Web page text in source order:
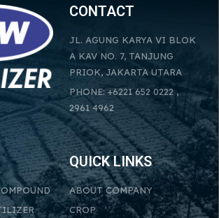
CONTACT
JL. AGUNG KARYA VI BLOK
A KAV NO. 7, TANJUNG
PRIOK, JAKARTA UTARA
PHONE: +6221 652 0222 ,
2961 4962
QUICK LINKS
ABOUT COMPANY
CROP